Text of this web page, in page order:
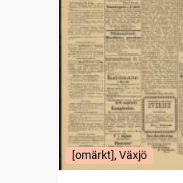
[omärkt], Växjö